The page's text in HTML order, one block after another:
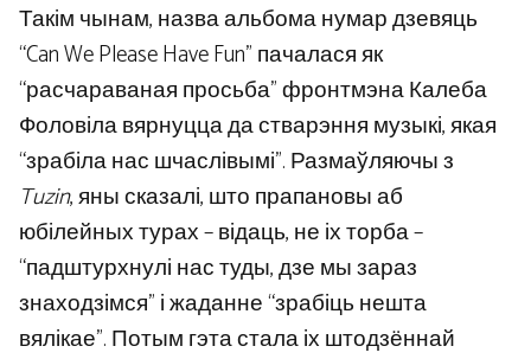
Такім чынам, назва альбома нумар дзевяць
“Can We Please Have Fun” пачалася як
“расчараваная просьба” фронтмэна Калеба
Фоловіла вярнуцца да стварэння музыкі, якая
“зрабіла нас шчаслівымі”. Размаўляючы з
Tuzin, яны сказалі, што прапановы аб
юбілейных турах – відаць, не іх торба –
“падштурхнулі нас туды, дзе мы зараз
знаходзімся” і жаданне “зрабіць нешта
вялікае”. Потым гэта стала іх штодзённай